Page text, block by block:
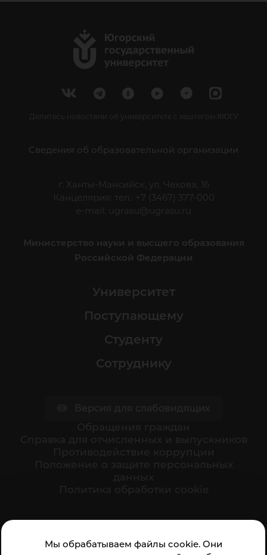
Мы обрабатываем файлы cookie. Они
Делитесь новостями об университете с хештегом #ЮГУ
Сведения об образовательной организации
г. Ханты-Мансийск, ул. Чехова, 16
Канцелярия: тел.: +7 (3467) 377-000
e-mail:
ugrasu@ugrasu.ru
Министерство науки и высшего образования
Российской Федерации
Университет
Поступающему
Студенту
Сотруднику
организации: